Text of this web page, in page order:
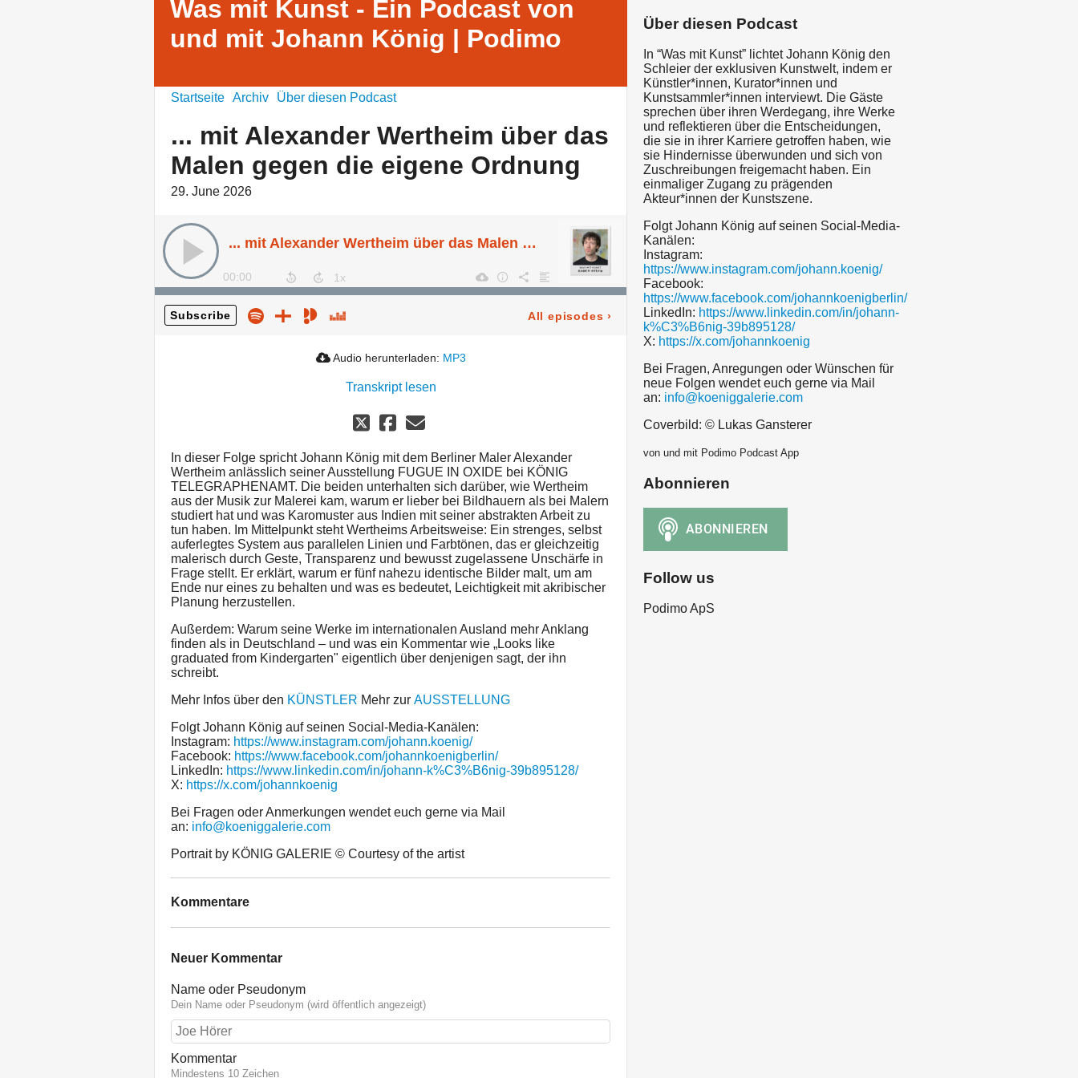
Was mit Kunst - Ein Podcast von
und mit Johann König | Podimo
Startseite Archiv Über diesen Podcast
... mit Alexander Wertheim über das
Malen gegen die eigene Ordnung
29. June 2026
... mit Alexander Wertheim über das Malen gegen die eigene Ordnung
00:00
Subscribe All episodes ›
Audio herunterladen: MP3
Transkript lesen
In dieser Folge spricht Johann König mit dem Berliner Maler Alexander
Wertheim anlässlich seiner Ausstellung FUGUE IN OXIDE bei KÖNIG
TELEGRAPHENAMT. Die beiden unterhalten sich darüber, wie Wertheim
aus der Musik zur Malerei kam, warum er lieber bei Bildhauern als bei Malern
studiert hat und was Karomuster aus Indien mit seiner abstrakten Arbeit zu
tun haben. Im Mittelpunkt steht Wertheims Arbeitsweise: Ein strenges, selbst
auferlegtes System aus parallelen Linien und Farbtönen, das er gleichzeitig
malerisch durch Geste, Transparenz und bewusst zugelassene Unschärfe in
Frage stellt. Er erklärt, warum er fünf nahezu identische Bilder malt, um am
Ende nur eines zu behalten und was es bedeutet, Leichtigkeit mit akribischer
Planung herzustellen.
Außerdem: Warum seine Werke im internationalen Ausland mehr Anklang
finden als in Deutschland – und was ein Kommentar wie „Looks like
graduated from Kindergarten" eigentlich über denjenigen sagt, der ihn
schreibt.
Mehr Infos über den KÜNSTLER Mehr zur AUSSTELLUNG
Folgt Johann König auf seinen Social-Media-Kanälen:
Instagram: https://www.instagram.com/johann.koenig/
Facebook: https://www.facebook.com/johannkoenigberlin/
LinkedIn: https://www.linkedin.com/in/johann-k%C3%B6nig-39b895128/
X: https://x.com/johannkoenig
Bei Fragen oder Anmerkungen wendet euch gerne via Mail
an: info@koeniggalerie.com
Portrait by KÖNIG GALERIE © Courtesy of the artist
Kommentare
Neuer Kommentar
Name oder Pseudonym
Dein Name oder Pseudonym (wird öffentlich angezeigt)
Kommentar
Mindestens 10 Zeichen
Über diesen Podcast
In “Was mit Kunst” lichtet Johann König den
Schleier der exklusiven Kunstwelt, indem er
Künstler*innen, Kurator*innen und
Kunstsammler*innen interviewt. Die Gäste
sprechen über ihren Werdegang, ihre Werke
und reflektieren über die Entscheidungen,
die sie in ihrer Karriere getroffen haben, wie
sie Hindernisse überwunden und sich von
Zuschreibungen freigemacht haben. Ein
einmaliger Zugang zu prägenden
Akteur*innen der Kunstszene.
Folgt Johann König auf seinen Social-Media-
Kanälen:
Instagram:
https://www.instagram.com/johann.koenig/
Facebook:
https://www.facebook.com/johannkoenigberlin/
LinkedIn: https://www.linkedin.com/in/johann-
k%C3%B6nig-39b895128/
X: https://x.com/johannkoenig
Bei Fragen, Anregungen oder Wünschen für
neue Folgen wendet euch gerne via Mail
an: info@koeniggalerie.com
Coverbild: © Lukas Gansterer
von und mit Podimo Podcast App
Abonnieren
Follow us
Podimo ApS